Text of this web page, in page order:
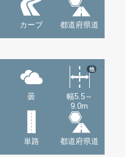
カーブ 都道府県道
曇
幅5.5～
9.0m
他
単路 都道府県道